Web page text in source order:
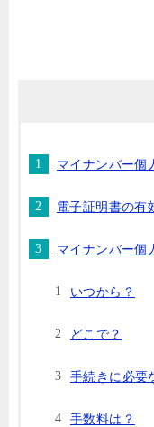
マイナンバー個
電子証明書の有
マイナンバー個
いつから？
どこで？
手続きに必要
手数料は？